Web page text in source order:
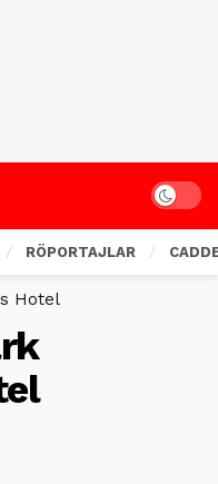
Dark
RÖPORTAJLAR
Hotel